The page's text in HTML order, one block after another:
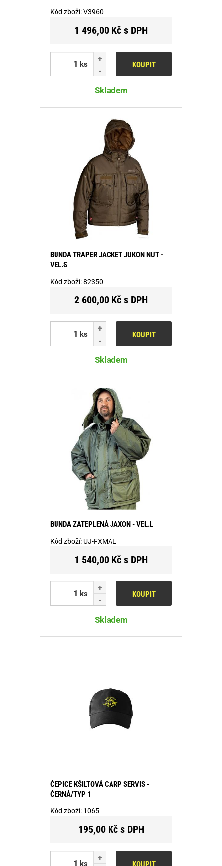
Kód zboží:V3960
1 496,00 Kč s DPH
ks KOUPIT
Skladem
BUNDA TRAPER JACKET JUKON NUT -
VEL.S
Kód zboží:82350
2 600,00 Kč s DPH
ks KOUPIT
Skladem
BUNDA ZATEPLENÁ JAXON - VEL.L
Kód zboží: UJ-FXMAL
1 540,00 Kč s DPH
ks KOUPIT
Skladem
ČEPICE KŠILTOVÁ CARP SERVIS -
ČERNÁ/TYP 1
Kód zboží: 1065
195,00 Kč s DPH
ks KOUPIT